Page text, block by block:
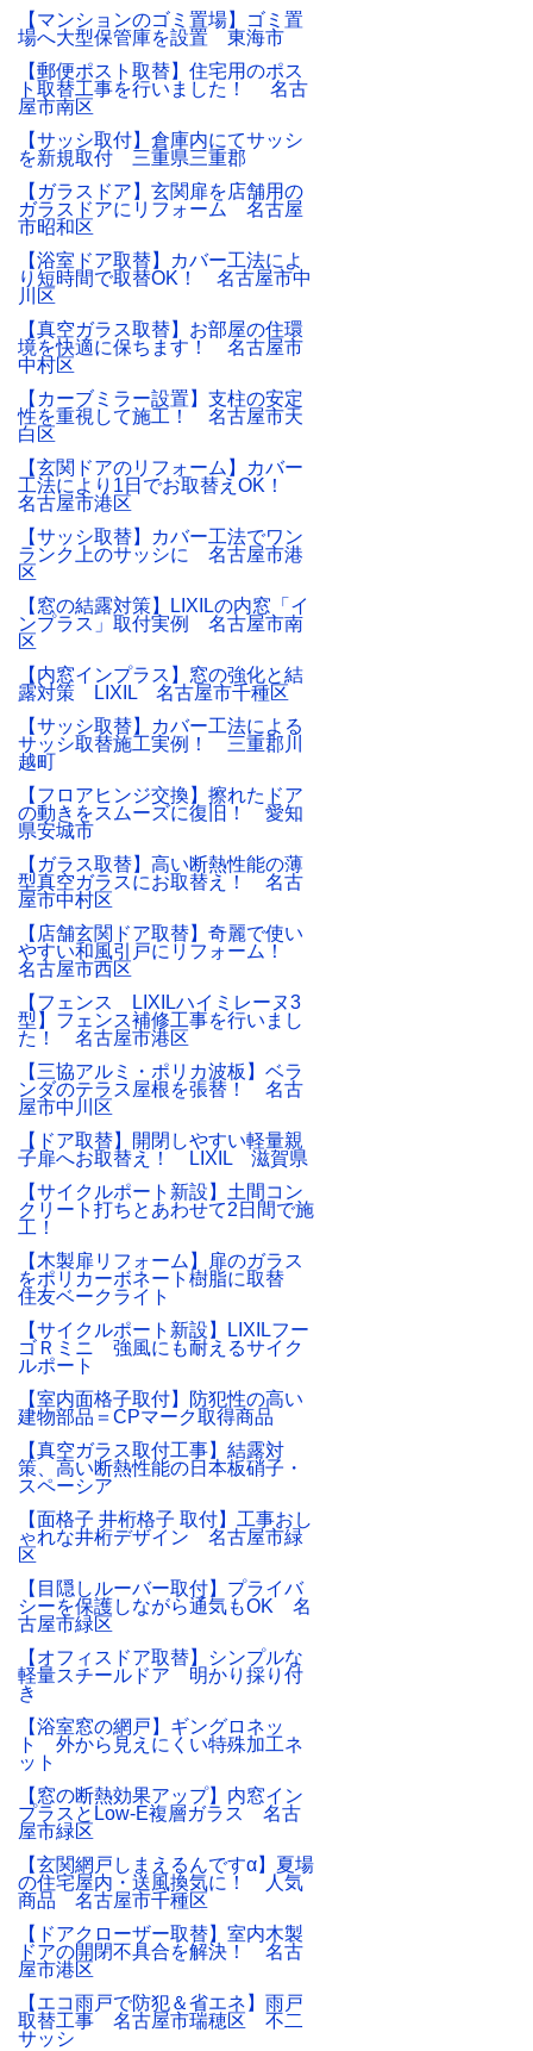
【マンションのゴミ置場】ゴミ置
場へ大型保管庫を設置 東海市
【郵便ポスト取替】住宅用のポス
ト取替工事を行いました！ 名古
屋市南区
【サッシ取付】倉庫内にてサッシ
を新規取付 三重県三重郡
【ガラスドア】玄関扉を店舗用の
ガラスドアにリフォーム 名古屋
市昭和区
【浴室ドア取替】カバー工法によ
り短時間で取替OK！ 名古屋市中
川区
【真空ガラス取替】お部屋の住環
境を快適に保ちます！ 名古屋市
中村区
【カーブミラー設置】支柱の安定
性を重視して施工！ 名古屋市天
白区
【玄関ドアのリフォーム】カバー
工法により1日でお取替えOK！
名古屋市港区
【サッシ取替】カバー工法でワン
ランク上のサッシに 名古屋市港
区
【窓の結露対策】LIXILの内窓「イ
ンプラス」取付実例 名古屋市南
区
【内窓インプラス】窓の強化と結
露対策 LIXIL 名古屋市千種区
【サッシ取替】カバー工法による
サッシ取替施工実例！ 三重郡川
越町
【フロアヒンジ交換】擦れたドア
の動きをスムーズに復旧！ 愛知
県安城市
【ガラス取替】高い断熱性能の薄
型真空ガラスにお取替え！ 名古
屋市中村区
【店舗玄関ドア取替】奇麗で使い
やすい和風引戸にリフォーム！
名古屋市西区
【フェンス LIXILハイミレーヌ3
型】フェンス補修工事を行いまし
た！ 名古屋市港区
【三協アルミ・ポリカ波板】ベラ
ンダのテラス屋根を張替！ 名古
屋市中川区
【ドア取替】開閉しやすい軽量親
子扉へお取替え！ LIXIL 滋賀県
【サイクルポート新設】土間コン
クリート打ちとあわせて2日間で施
工！
【木製扉リフォーム】扉のガラス
をポリカーボネート樹脂に取替
住友ベークライト
【サイクルポート新設】LIXILフー
ゴＲミニ 強風にも耐えるサイク
ルポート
【室内面格子取付】防犯性の高い
建物部品＝CPマーク取得商品
【真空ガラス取付工事】結露対
策、高い断熱性能の日本板硝子・
スペーシア
【面格子 井桁格子 取付】工事おし
ゃれな井桁デザイン 名古屋市緑
区
【目隠しルーバー取付】プライバ
シーを保護しながら通気もOK 名
古屋市緑区
【オフィスドア取替】シンプルな
軽量スチールドア 明かり採り付
き
【浴室窓の網戸】ギングロネッ
ト 外から見えにくい特殊加工ネ
ット
【窓の断熱効果アップ】内窓イン
プラスとLow-E複層ガラス 名古
屋市緑区
【玄関網戸しまえるんですα】夏場
の住宅屋内・送風換気に！ 人気
商品 名古屋市千種区
【ドアクローザー取替】室内木製
ドアの開閉不具合を解決！ 名古
屋市港区
【エコ雨戸で防犯＆省エネ】雨戸
取替工事 名古屋市瑞穂区 不二
サッシ